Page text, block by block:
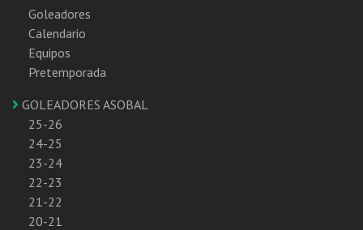
Goleadores
Calendario
Equipos
Pretemporada
GOLEADORES ASOBAL
25-26
24-25
23-24
22-23
21-22
20-21